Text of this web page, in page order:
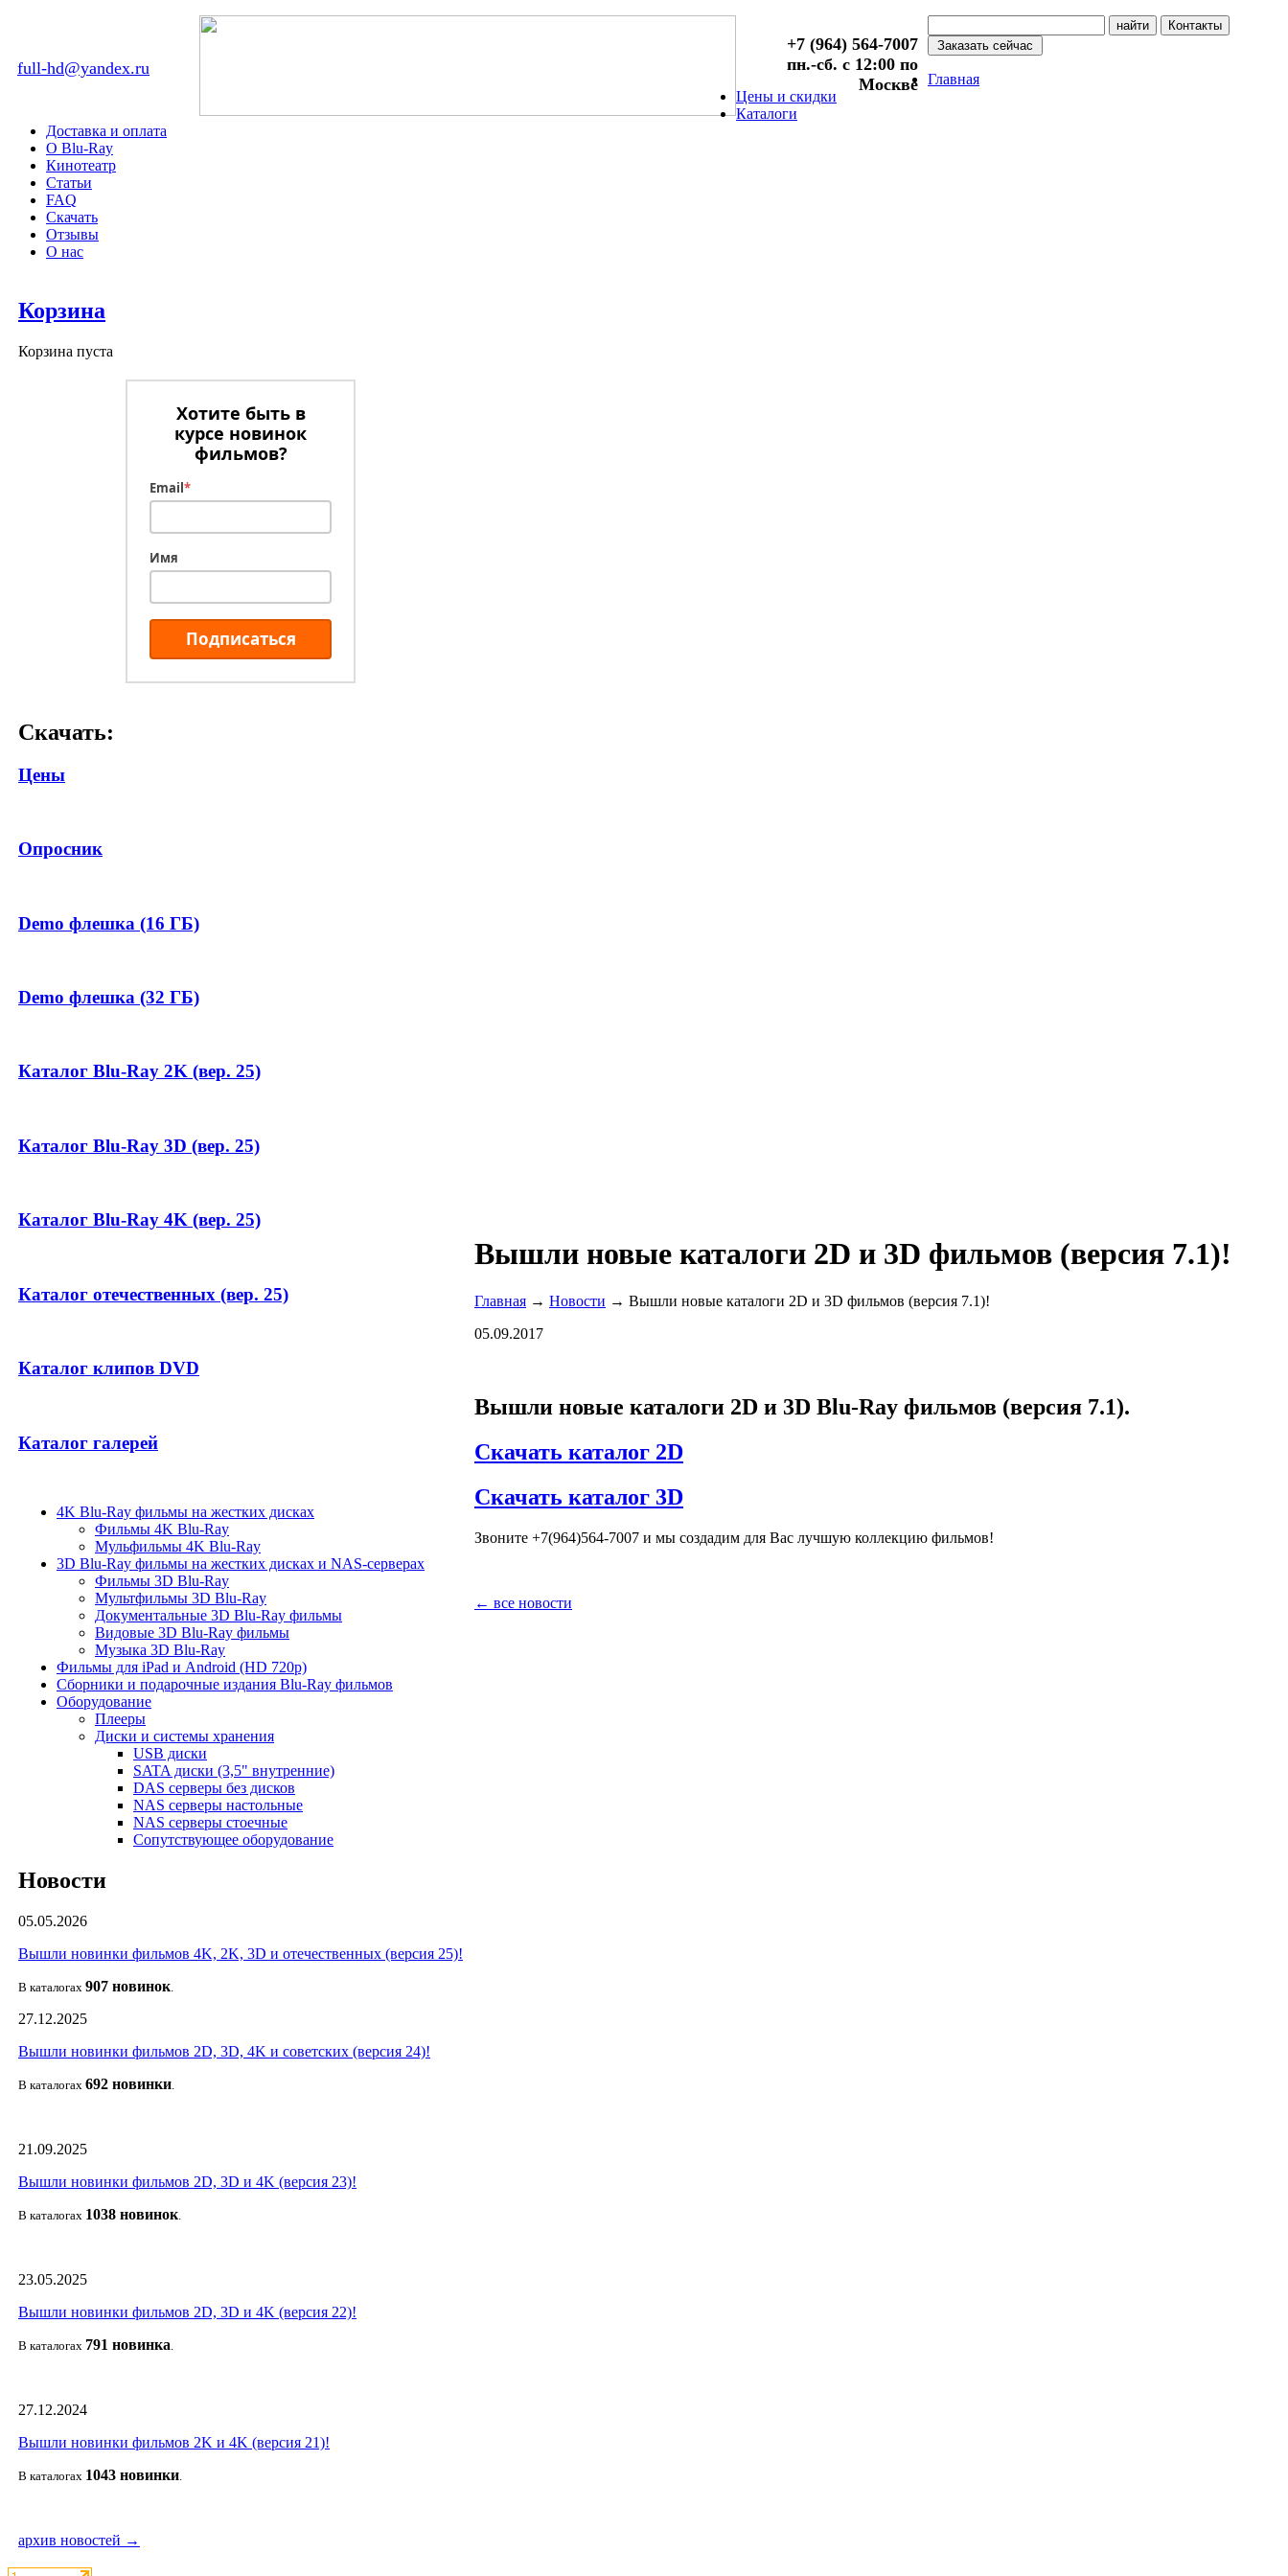
full-hd@yandex.ru
+7 (964) 564-7007
пн.-сб. с 12:00 по
Москве Главная
Цены и скидки
Каталоги
Доставка и оплата
О Blu-Ray
Кинотеатр
Статьи
FAQ
Скачать
Отзывы
О нас
Корзина
Корзина пуста
Хотите быть в
курсе новинок
фильмов?
Email*
Имя
Подписаться
Скачать:
Цены
Опросник
Demo флешка (16 ГБ)
Demo флешка (32 ГБ)
Каталог Blu-Ray 2K (вер. 25)
Каталог Blu-Ray 3D (вер. 25)
Каталог Blu-Ray 4K (вер. 25)
Каталог отечественных (вер. 25)
Каталог клипов DVD
Каталог галерей
4K Blu-Ray фильмы на жестких дисках
Фильмы 4K Blu-Ray
Мульфильмы 4K Blu-Ray
3D Blu-Ray фильмы на жестких дисках и NAS-серверах
Фильмы 3D Blu-Ray
Мультфильмы 3D Blu-Ray
Документальные 3D Blu-Ray фильмы
Видовые 3D Blu-Ray фильмы
Музыка 3D Blu-Ray
Фильмы для iPad и Android (HD 720p)
Сборники и подарочные издания Blu-Ray фильмов
Оборудование
Плееры
Диски и системы хранения
USB диски
SATA диски (3,5" внутренние)
DAS серверы без дисков
NAS серверы настольные
NAS серверы стоечные
Сопутствующее оборудование
Новости
05.05.2026
Вышли новинки фильмов 4K, 2K, 3D и отечественных (версия 25)!
В каталогах 907 новинок.
27.12.2025
Вышли новинки фильмов 2D, 3D, 4K и советских (версия 24)!
В каталогах 692 новинки.
21.09.2025
Вышли новинки фильмов 2D, 3D и 4K (версия 23)!
В каталогах 1038 новинок.
23.05.2025
Вышли новинки фильмов 2D, 3D и 4K (версия 22)!
В каталогах 791 новинка.
27.12.2024
Вышли новинки фильмов 2K и 4K (версия 21)!
В каталогах 1043 новинки.
архив новостей →
Вышли новые каталоги 2D и 3D фильмов (версия 7.1)!
Главная → Новости → Вышли новые каталоги 2D и 3D фильмов (версия 7.1)!
05.09.2017
Вышли новые каталоги 2D и 3D Blu-Ray фильмов (версия 7.1).
Скачать каталог 2D
Скачать каталог 3D
Звоните +7(964)564-7007 и мы создадим для Вас лучшую коллекцию фильмов!
← все новости